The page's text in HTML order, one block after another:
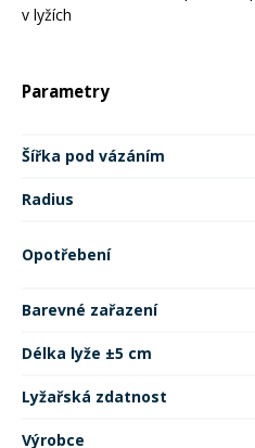
v lyžích
Parametry
Šířka pod vázáním
Radius
Opotřebení
Barevné zařazení
Délka lyže ±5 cm
Lyžařská zdatnost
Výrobce